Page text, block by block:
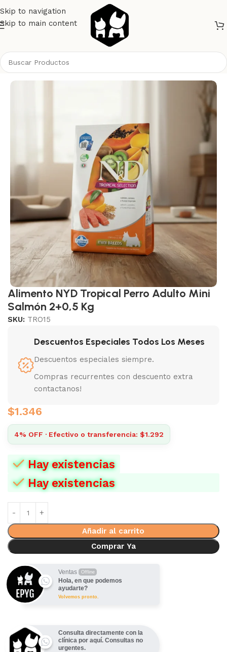
Skip to navigation
Skip to main content
Alimento NYD Tropical Perro Adulto Mini
Salmón 2+0,5 Kg
SKU: TRO15
Descuentos Especiales Todos Los Meses
Descuentos especiales siempre.
Compras recurrentes con descuento extra
contactanos!
$1.346
4% OFF · Efectivo o transferencia: $1.292
Hay existencias
Hay existencias
Añadir al carrito
Comprar Ya
Ventas Offline
Hola, en que podemos
ayudarte?
Volvemos pronto.
Consulta directamente con la
clínica por aquí. Consultas no
urgentes.